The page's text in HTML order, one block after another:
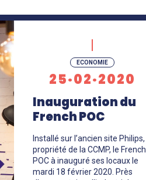
ECONOMIE
25·02·2020
Inauguration du
French POC
Installé sur l’ancien site Philips,
propriété de la CCMP, le French
POC à inauguré ses locaux le
mardi 18 février 2020. Près